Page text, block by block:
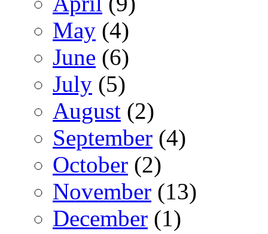
May (4)
June (6)
July (5)
August (2)
September (4)
October (2)
November (13)
December (1)